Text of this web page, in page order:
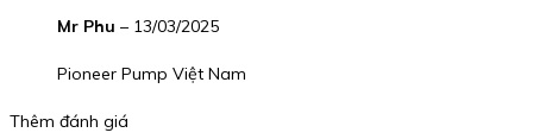
Mr Phu – 13/03/2025
Pioneer Pump Việt Nam
Thêm đánh giá